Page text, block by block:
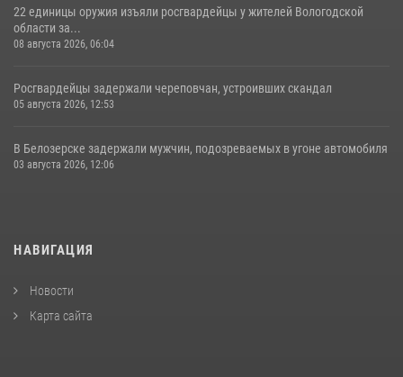
22 единицы оружия изъяли росгвардейцы у жителей Вологодской
области за...
08 августа 2026, 06:04
Росгвардейцы задержали череповчан, устроивших скандал
05 августа 2026, 12:53
В Белозерске задержали мужчин, подозреваемых в угоне автомобиля
03 августа 2026, 12:06
НАВИГАЦИЯ
Новости
Карта сайта